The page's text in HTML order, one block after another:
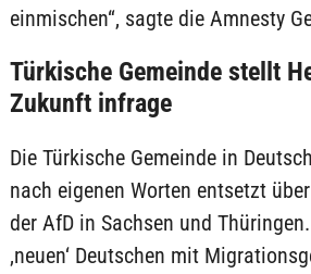
einmischen“, sagte die Amnesty
Türkische Gemeinde stellt
Zukunft infrage
Die Türkische Gemeinde in
nach eigenen Worten entsetzt
der AfD in Sachsen und
‚neuen‘ Deutschen mit